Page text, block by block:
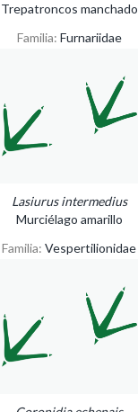
Trepatroncos manchado
Familia: Furnariidae
Lasiurus intermedius
Murciélago amarillo
Familia: Vespertilionidae